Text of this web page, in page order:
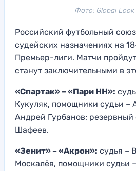
Фото: Global
Российский футбольный
судейских назначениях на
Премьер-лиги. Матчи
станут заключительными в
«Спартак» – «Пари НН»:
Кукуляк, помощники судьи –
Андрей Гурбанов; резервный
Шафеев.
«Зенит» – «Акрон»: судья –
Москалёв, помощники судьи